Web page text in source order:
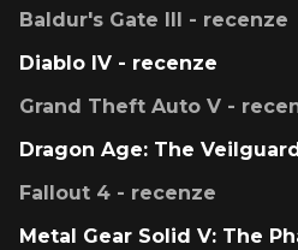
Baldur's Gate III - recenze
Diablo IV - recenze
Grand Theft Auto V -
Dragon Age: The
Fallout 4 - recenze
Metal Gear Solid V: The